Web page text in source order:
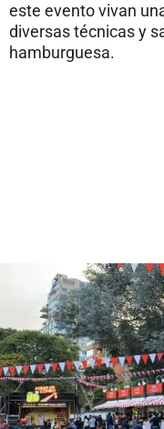
este evento vivan
diversas técnicas y
hamburguesa.